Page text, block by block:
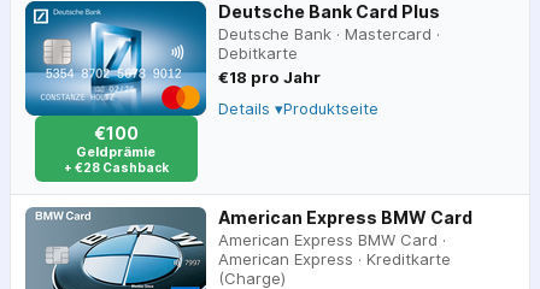
€100
Geldprämie
+ €28 Cashback
Deutsche Bank Card Plus
Deutsche Bank · Mastercard ·
Debitkarte
€18 pro Jahr
Details ▾Produktseite
American Express BMW Card
American Express BMW Card ·
American Express · Kreditkarte
(Charge)